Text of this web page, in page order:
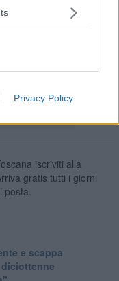
Privacy Policy
Il barista non
l'età.
il
di bevande alcoliche
iscriviti alla
gratis tutti i giorni
e scappa